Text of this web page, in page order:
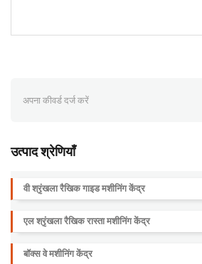
उत्पाद श्रेणियाँ
वी श्रृंखला रैखिक गाइड मशीनिंग केंद्र
एल श्रृंखला रैखिक रास्ता मशीनिंग केंद्र
बॉक्स वे मशीनिंग केंद्र